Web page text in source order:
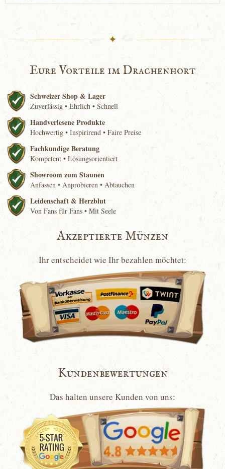
✦
Eure Vorteile im Drachenhort
Schweizer Shop & Lager
Zuverlässig • Ehrlich • Schnell
Handverlesene Produkte
Hochwertig • Inspirirend • Faire Preise
Fachkundige Beratung
Kompetent • Lösungsorientiert
Showroom zum Staunen
Anfassen • Anprobieren • Abtauchen
Leidenschaft & Herzblut
Von Fans für Fans • Mit Seele
Akzeptierte Münzen
Ihr entscheidet wie Ihr bezahlen möchtet:
Kundenbewertungen
Das halten unsere Kunden von uns: